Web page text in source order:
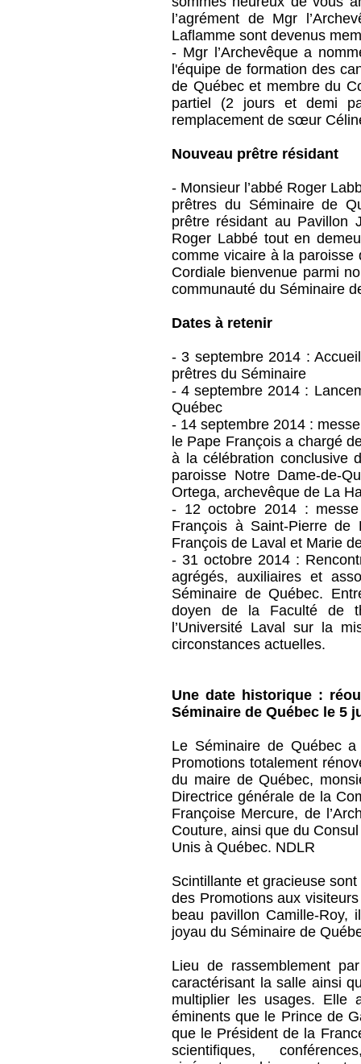
l’agrément de Mgr
Laflamme sont devenus
- Mgr l’Archevêque a
l'équipe de formation des
de Québec et membre du
partiel (2 jours et demi
remplacement de sœur
Nouveau prêtre résidant
- Monsieur l’abbé Roger
prêtres du Séminaire de
prêtre résidant au Pavillon
Roger Labbé tout en
comme vicaire à la paroisse
Cordiale bienvenue parmi
communauté du Séminaire
Dates à retenir
- 3 septembre 2014 :
prêtres du Séminaire
- 4 septembre 2014 :
Québec
- 14 septembre 2014 :
le Pape François a chargé
à la célébration conclusive
paroisse Notre Dame-de-
Ortega, archevêque de La
- 12 octobre 2014 :
François à Saint-Pierre de
François de Laval et Marie
- 31 octobre 2014 :
agrégés, auxiliaires et
Séminaire de Québec.
doyen de la Faculté de
l’Université Laval sur la
circonstances actuelles.
Une date historique :
Séminaire de Québec le 5
Le Séminaire de Québec
Promotions totalement
du maire de Québec,
Directrice générale de la
Françoise Mercure, de
Couture, ainsi que du
Unis à Québec. NDLR
Scintillante et gracieuse
des Promotions aux
beau pavillon Camille-
joyau du Séminaire de
Lieu de rassemblement
caractérisant la salle ainsi
multiplier les usages. Elle
éminents que le Prince de
que le Président de la
scientifiques,